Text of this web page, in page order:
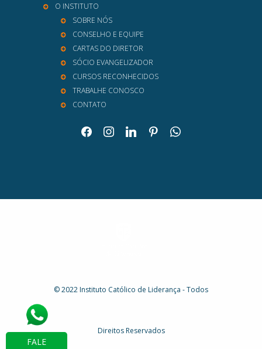
O INSTITUTO
SOBRE NÓS
CONSELHO E EQUIPE
CARTAS DO DIRETOR
SÓCIO EVANGELIZADOR
CURSOS RECONHECIDOS
TRABALHE CONOSCO
CONTATO
facebookinstagramlinkedinpinterestwhatsapp
© 2022 Instituto Católico de Liderança - Todos
Direitos Reservados
FALE